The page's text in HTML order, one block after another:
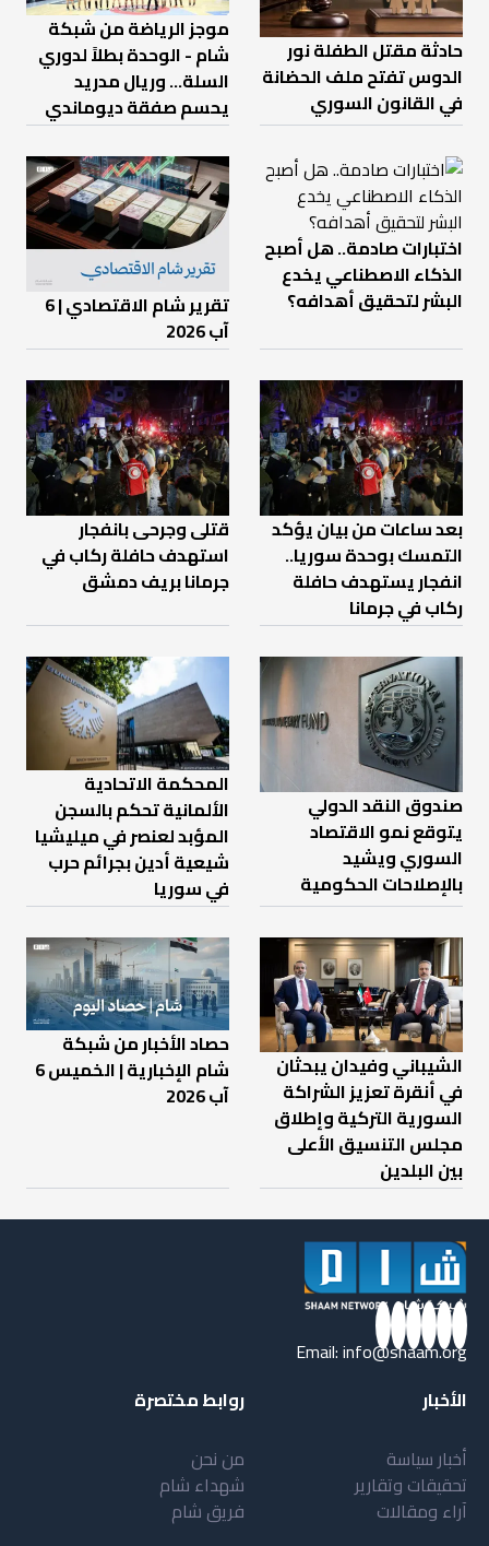
حادثة مقتل الطفلة نور
الدوس تفتح ملف الحضانة
في القانون السوري
موجز الرياضة من شبكة
شام - الوحدة بطلاً لدوري
السلة... وريال مدريد
يحسم صفقة ديوماندي
اختبارات صادمة.. هل أصبح
الذكاء الاصطناعي يخدع
البشر لتحقيق أهدافه؟
تقرير شام الاقتصادي | 6
آب 2026
بعد ساعات من بيان يؤكد
التمسك بوحدة سوريا..
انفجار يستهدف حافلة
ركاب في جرمانا
قتلى وجرحى بانفجار
استهدف حافلة ركاب في
جرمانا بريف دمشق
صندوق النقد الدولي
يتوقع نمو الاقتصاد
السوري ويشيد
بالإصلاحات الحكومية
المحكمة الاتحادية
الألمانية تحكم بالسجن
المؤبد لعنصر في ميليشيا
شيعية أدين بجرائم حرب
في سوريا
الشيباني وفيدان يبحثان
في أنقرة تعزيز الشراكة
السورية التركية وإطلاق
مجلس التنسيق الأعلى
بين البلدين
حصاد الأخبار من شبكة
شام الإخبارية | الخميس 6
آب 2026
Email:info@shaam.org
الأخبار
أخبار سياسة
تحقيقات وتقارير
آراء ومقالات
روابط مختصرة
من نحن
شهداء شام
فريق شام